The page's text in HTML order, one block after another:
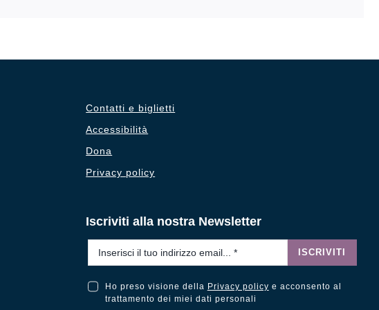
Contatti e biglietti
Accessibilità
Dona
Privacy policy
Iscriviti alla nostra Newsletter
ISCRIVITI
Ho preso visione della Privacy policy e acconsento al
trattamento dei miei dati personali